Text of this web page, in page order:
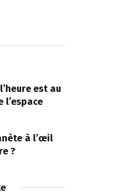
est au
l’espace
à l’œil
?